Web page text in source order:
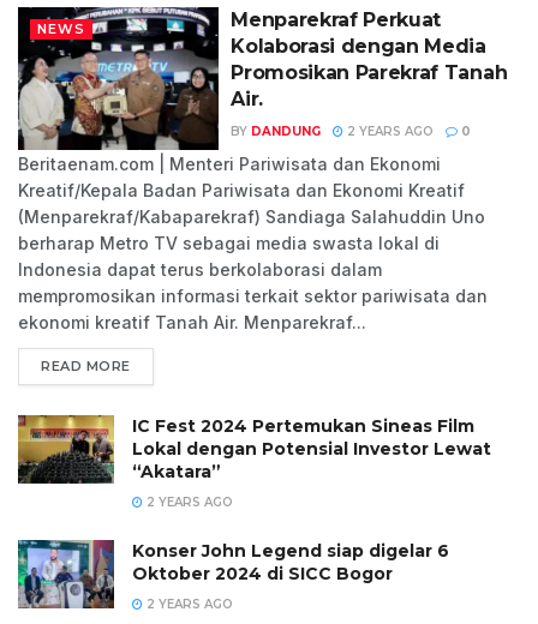
NEWS
Menparekraf Perkuat
Kolaborasi dengan Media
Promosikan Parekraf Tanah
Air.
BY DANDUNG 2 YEARS AGO 0
Beritaenam.com | Menteri Pariwisata dan Ekonomi
Kreatif/Kepala Badan Pariwisata dan Ekonomi Kreatif
(Menparekraf/Kabaparekraf) Sandiaga Salahuddin Uno
berharap Metro TV sebagai media swasta lokal di
Indonesia dapat terus berkolaborasi dalam
mempromosikan informasi terkait sektor pariwisata dan
ekonomi kreatif Tanah Air. Menparekraf...
READ MORE
IC Fest 2024 Pertemukan Sineas Film
Lokal dengan Potensial Investor Lewat
“Akatara”
2 YEARS AGO
Konser John Legend siap digelar 6
Oktober 2024 di SICC Bogor
2 YEARS AGO